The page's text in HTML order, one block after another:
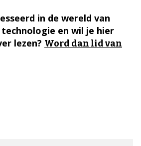
in de wereld van
en wil je hier
lezen? Word dan lid van